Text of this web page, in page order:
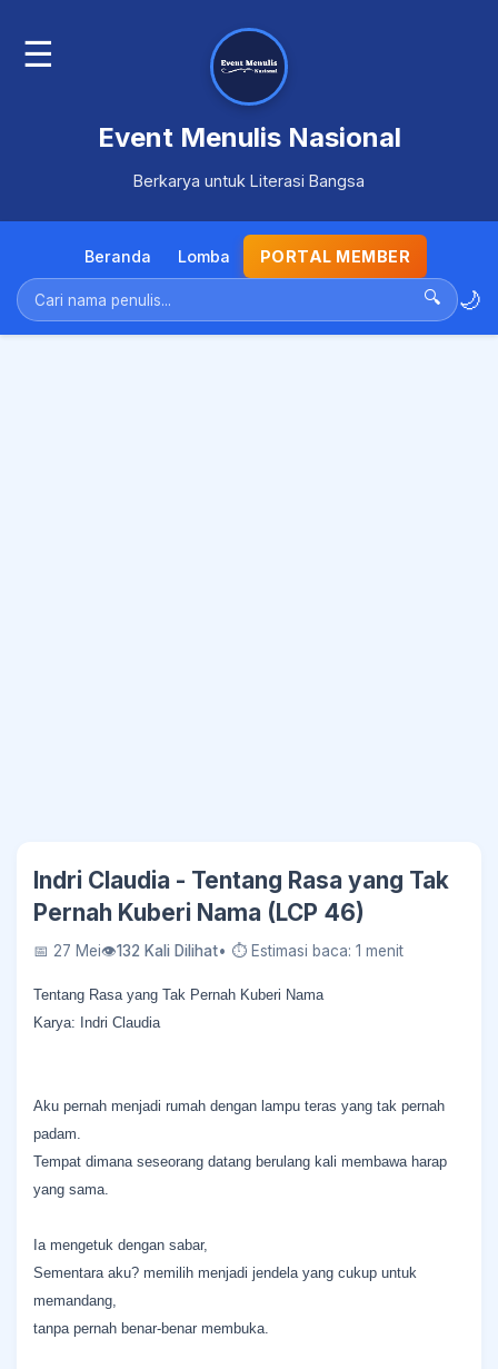
☰
Event Menulis Nasional
Berkarya untuk Literasi Bangsa
Beranda Lomba PORTAL MEMBER
🔍 🌙
Indri Claudia - Tentang Rasa yang Tak
Pernah Kuberi Nama (LCP 46)
📅 27 Mei👁132 Kali Dilihat• ⏱ Estimasi baca: 1 menit
Tentang Rasa yang Tak Pernah Kuberi Nama
Karya: Indri Claudia
Aku pernah menjadi rumah dengan lampu teras yang tak pernah
padam.
Tempat dimana seseorang datang berulang kali membawa harap
yang sama.
Ia mengetuk dengan sabar,
Sementara aku? memilih menjadi jendela yang cukup untuk
memandang,
tanpa pernah benar-benar membuka.